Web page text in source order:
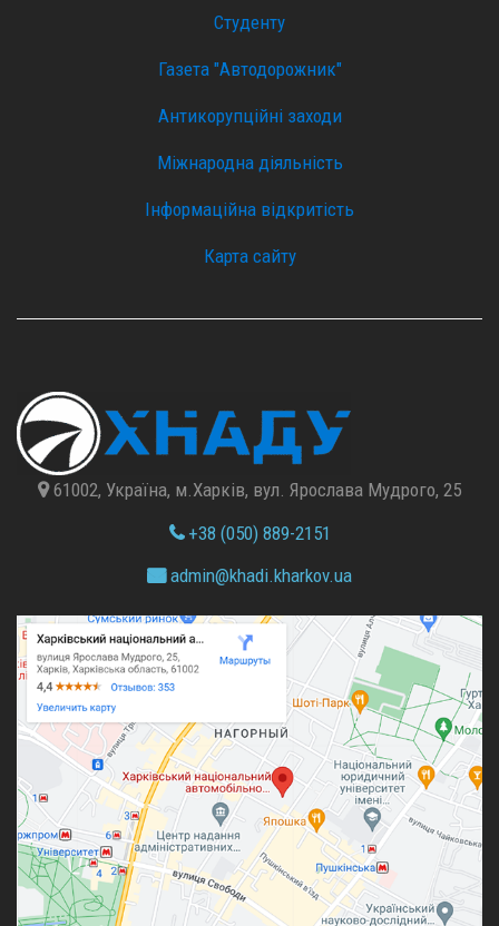
Студенту
Газета "Автодорожник"
Антикорупційні заходи
Міжнародна діяльність
Інформаційна відкритість
Карта сайту
61002, Україна, м.Харків, вул. Ярослава Мудрого, 25
+38 (050) 889-2151
admin@khadi.kharkov.ua